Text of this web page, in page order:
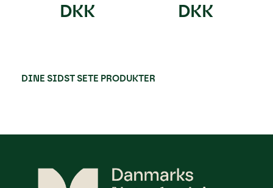
DKK
DKK
DINE SIDST SETE PRODUKTER